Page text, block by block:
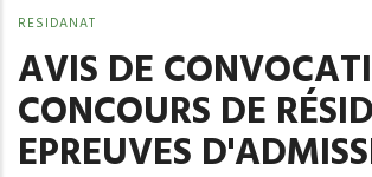
RESIDANAT
AVIS DE
CONCOURS DE
EPREUVES